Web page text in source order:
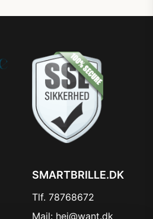
SMARTBRILLE.DK
Tlf. 78768672
Mail: hej@want.dk